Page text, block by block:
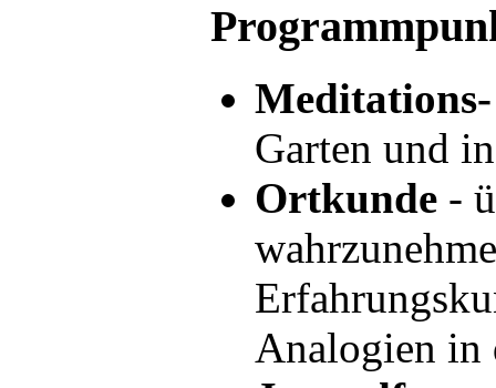
Garten und
Ortkunde -
Analogien in